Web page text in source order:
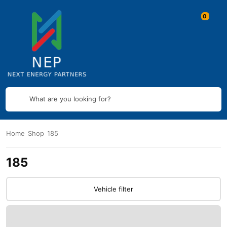
What are you looking for?
Home Shop 185
185
Vehicle filter